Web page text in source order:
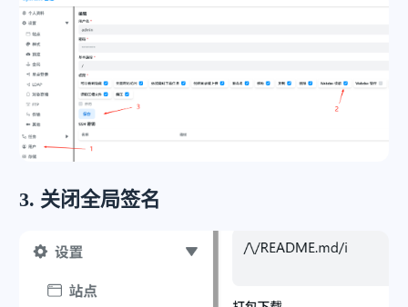
3. 关闭全局签名